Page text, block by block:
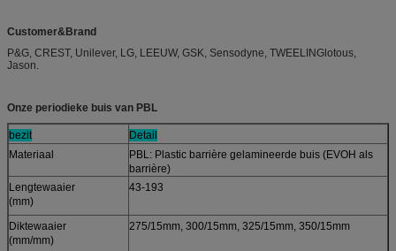
Customer&Brand
P&G, CREST, Unilever, LG, LEEUW, GSK, Sensodyne, TWEELINGlotous,
Jason.
Onze periodieke buis van PBL
bezit
Detail
Materiaal
PBL: Plastic barrière gelamineerde buis (EVOH als
barrière)
Lengtewaaier
(mm)
43-193
Diktewaaier
(mm/mm)
275/15mm, 300/15mm, 325/15mm, 350/15mm